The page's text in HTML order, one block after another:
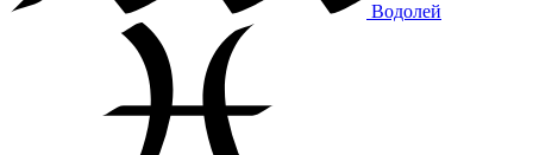
Водолей